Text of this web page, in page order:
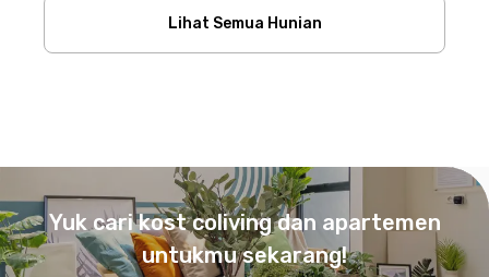
Lihat Semua Hunian
Yuk cari kost coliving dan apartemen
untukmu sekarang!